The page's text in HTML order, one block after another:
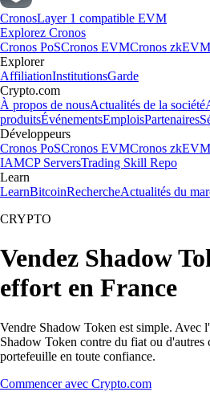
CronosLayer 1 compatible EVM
Explorez Cronos
Cronos PoSCronos EVMCronos zkEVM
Explorer
AffiliationInstitutionsGarde
Crypto.com
À propos de nousActualités de la société
produitsÉvénementsEmploisPartenaires
Développeurs
Cronos PoSCronos EVMCronos zkEVM
IAMCP ServersTrading Skill Repo
Learn
LearnBitcoinRechercheActualités du
CRYPTO
Vendez Shadow
effort en France
Vendre Shadow Token est simple. Avec
Shadow Token contre du fiat ou d'autres
portefeuille en toute confiance.
Commencer avec Crypto.com